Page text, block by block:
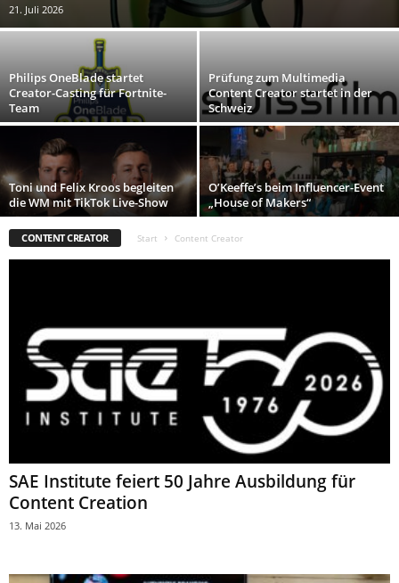
21. Juli 2026
Philips OneBlade startet
Creator-Casting für Fortnite-
Team
Prüfung zum Multimedia
Content Creator startet in der
Schweiz
Toni und Felix Kroos begleiten
die WM mit TikTok Live-Show
O’Keeffe’s beim Influencer-Event
„House of Makers“
CONTENT CREATOR Start Content Creator
SAE Institute feiert 50 Jahre Ausbildung für
Content Creation
13. Mai 2026